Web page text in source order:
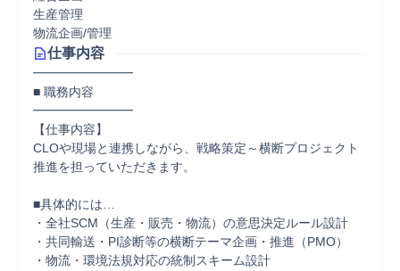
生産管理
物流企画/管理
仕事内容
━━━━━━━━
■ 職務内容
━━━━━━━━
【仕事内容】
CLOや現場と連携しながら、戦略策定～横断プロジェクト
推進を担っていただきます。
■具体的には…
・全社SCM（生産・販売・物流）の意思決定ルール設計
・共同輸送・PI診断等の横断テーマ企画・推進（PMO）
・物流・環境法規対応の統制スキーム設計